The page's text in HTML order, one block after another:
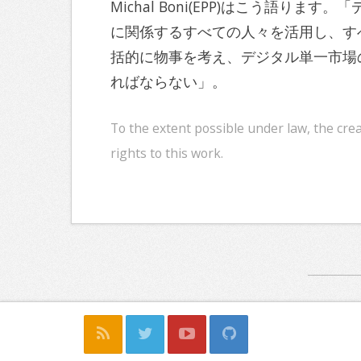
Michal Boni(EPP)はこう語ります。
に関係するすべての人々を活用し、
括的に物事を考え、デジタル単一市
ればならない」。
To the extent possible under law, the
rights to this work.